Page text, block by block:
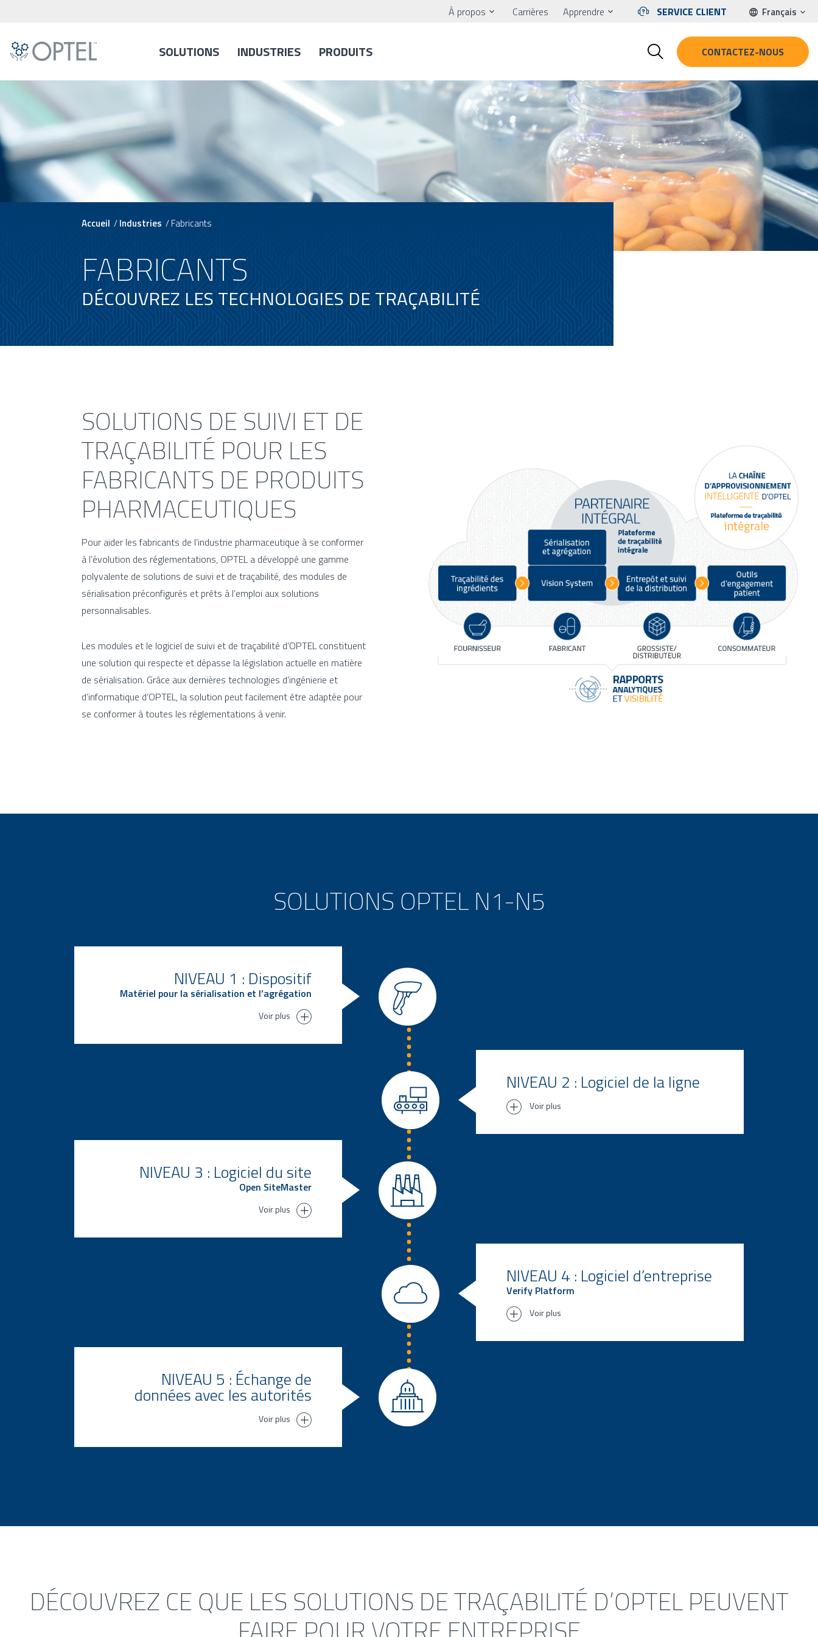
À propos Carrières Apprendre SERVICE CLIENT Français
SOLUTIONS INDUSTRIES PRODUITS CONTACTEZ-NOUS
Accueil /Industries /Fabricants
FABRICANTS
DÉCOUVREZ LES TECHNOLOGIES DE TRAÇABILITÉ
SOLUTIONS DE SUIVI ET DE
TRAÇABILITÉ POUR LES
FABRICANTS DE PRODUITS
PHARMACEUTIQUES
Pour aider les fabricants de l’industrie pharmaceutique à se conformer
à l’évolution des réglementations, OPTEL a développé une gamme
polyvalente de solutions de suivi et de traçabilité, des modules de
sérialisation préconfigurés et prêts à l’emploi aux solutions
personnalisables.
Les modules et le logiciel de suivi et de traçabilité d’OPTEL constituent
une solution qui respecte et dépasse la législation actuelle en matière
de sérialisation. Grâce aux dernières technologies d’ingénierie et
d’informatique d’OPTEL, la solution peut facilement être adaptée pour
se conformer à toutes les réglementations à venir.
SOLUTIONS OPTEL N1-N5
NIVEAU 1 : Dispositif
Matériel pour la sérialisation et l’agrégation
Voir plus
Agrégation manuelle/semi-
NIVEAU 2 : Logiciel de la ligne
Voir plus
Connexion flexible à n’importe quel niveau 3
NIVEAU 3 : Logiciel du site
Open SiteMaster
Voir plus
gestion de l’ensemble de la production de
NIVEAU 4 : Logiciel d’entreprise
Verify Platform
Voir plus
Intégration avec des systèmes tiers (ERP,
NIVEAU 5 : Échange de
données avec les autorités
Voir plus
sérialisation/agrégation aux autorités
DÉCOUVREZ CE QUE LES SOLUTIONS DE TRAÇABILITÉ D’OPTEL PEUVENT